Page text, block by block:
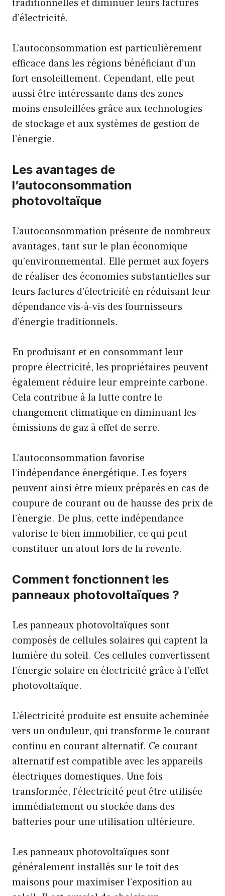
traditionnelles et diminuer leurs factures
d’électricité.
L’autoconsommation est particulièrement
efficace dans les régions bénéficiant d’un
fort ensoleillement. Cependant, elle peut
aussi être intéressante dans des zones
moins ensoleillées grâce aux technologies
de stockage et aux systèmes de gestion de
l’énergie.
Les avantages de
l’autoconsommation
photovoltaïque
L’autoconsommation présente de nombreux
avantages, tant sur le plan économique
qu’environnemental. Elle permet aux foyers
de réaliser des économies substantielles sur
leurs factures d’électricité en réduisant leur
dépendance vis-à-vis des fournisseurs
d’énergie traditionnels.
En produisant et en consommant leur
propre électricité, les propriétaires peuvent
également réduire leur empreinte carbone.
Cela contribue à la lutte contre le
changement climatique en diminuant les
émissions de gaz à effet de serre.
L’autoconsommation favorise
l’indépendance énergétique. Les foyers
peuvent ainsi être mieux préparés en cas de
coupure de courant ou de hausse des prix de
l’énergie. De plus, cette indépendance
valorise le bien immobilier, ce qui peut
constituer un atout lors de la revente.
Comment fonctionnent les
panneaux photovoltaïques ?
Les panneaux photovoltaïques sont
composés de cellules solaires qui captent la
lumière du soleil. Ces cellules convertissent
l’énergie solaire en électricité grâce à l’effet
photovoltaïque.
L’électricité produite est ensuite acheminée
vers un onduleur, qui transforme le courant
continu en courant alternatif. Ce courant
alternatif est compatible avec les appareils
électriques domestiques. Une fois
transformée, l’électricité peut être utilisée
immédiatement ou stockée dans des
batteries pour une utilisation ultérieure.
Les panneaux photovoltaïques sont
généralement installés sur le toit des
maisons pour maximiser l’exposition au